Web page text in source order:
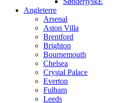
Angleterre
Arsenal
Aston Villa
Brentford
Brighton
Bournemouth
Chelsea
Crystal Palace
Everton
Fulham
Leeds